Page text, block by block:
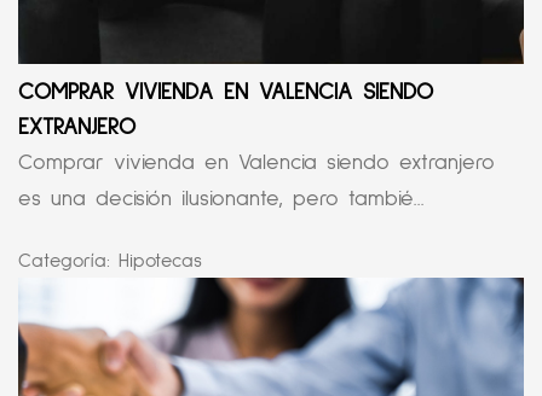
COMPRAR VIVIENDA EN VALENCIA SIENDO
EXTRANJERO
Comprar vivienda en Valencia siendo extranjero
es una decisión ilusionante, pero tambié...
Categoría: Hipotecas